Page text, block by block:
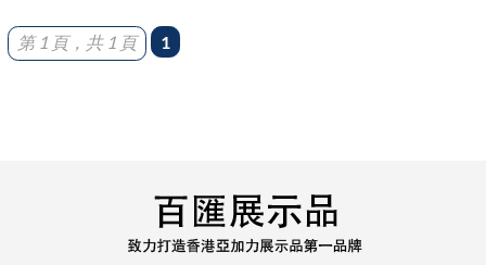
第 1 頁，共 1 頁 1